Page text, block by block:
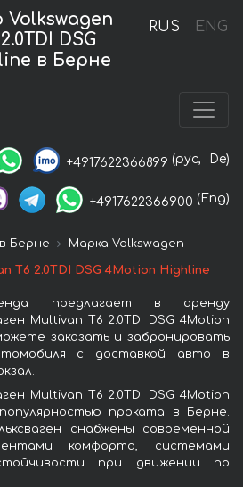
RUS ENG
DSG
в Берне
+4917622366899 (рус, De)
+4917622366900 (Eng)
Берне Марка Volkswagen
T6 2.0TDI DSG 4Motion Highline
предлагает в аренду
Multivan T6 2.0TDI DSG 4Motion
заказать и забронировать
с доставкой авто в
Multivan T6 2.0TDI DSG 4Motion
проката в Берне.
снабжены современной
комфорта, системами
при движении по